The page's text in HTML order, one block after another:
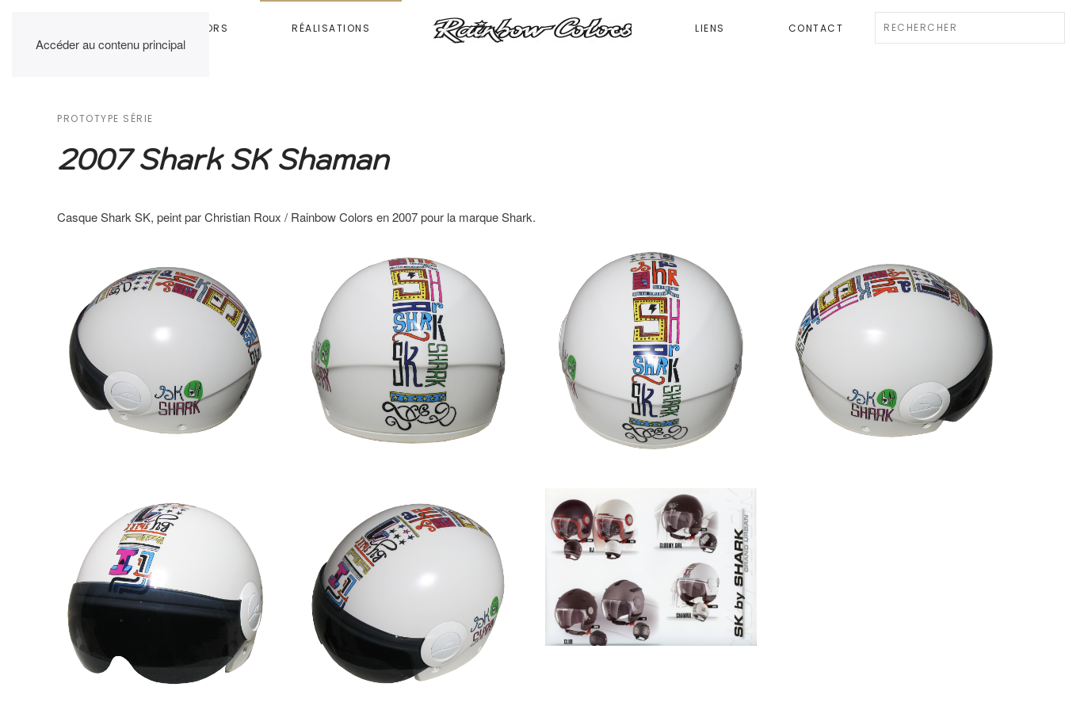
Accéder au contenu principal
RAINBOW COLORS RÉALISATIONS LIENS CONTACT
PROTOTYPE SÉRIE
2007 Shark SK Shaman
Casque Shark SK, peint par Christian Roux / Rainbow Colors en 2007 pour la marque Shark.